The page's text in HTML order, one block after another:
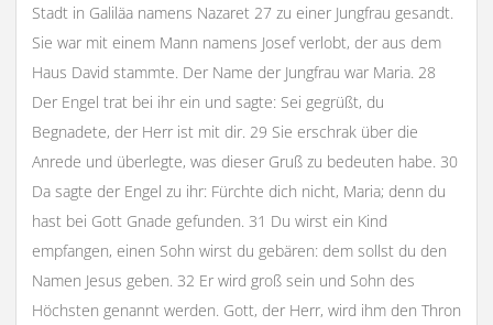
Stadt in Galiläa namens Nazaret 27 zu einer Jungfrau gesandt.
Sie war mit einem Mann namens Josef verlobt, der aus dem
Haus David stammte. Der Name der Jungfrau war Maria. 28
Der Engel trat bei ihr ein und sagte: Sei gegrüßt, du
Begnadete, der Herr ist mit dir. 29 Sie erschrak über die
Anrede und überlegte, was dieser Gruß zu bedeuten habe. 30
Da sagte der Engel zu ihr: Fürchte dich nicht, Maria; denn du
hast bei Gott Gnade gefunden. 31 Du wirst ein Kind
empfangen, einen Sohn wirst du gebären: dem sollst du den
Namen Jesus geben. 32 Er wird groß sein und Sohn des
Höchsten genannt werden. Gott, der Herr, wird ihm den Thron